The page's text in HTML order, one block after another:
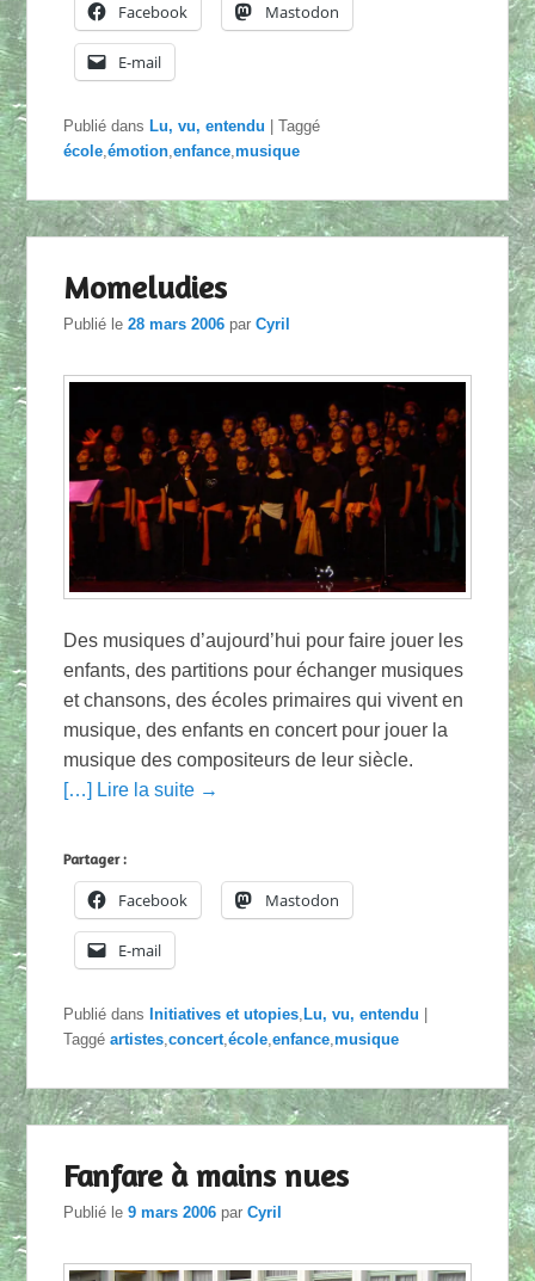
Facebook Mastodon
E-mail
Publié dans Lu, vu, entendu |Taggé
école,émotion,enfance,musique
Momeludies
Publié le28 mars 2006 parCyril
Des musiques d’aujourd’hui pour faire jouer les
enfants, des partitions pour échanger musiques
et chansons, des écoles primaires qui vivent en
musique, des enfants en concert pour jouer la
musique des compositeurs de leur siècle.
[…] Lire la suite →
Partager :
Facebook Mastodon
E-mail
Publié dans Initiatives et utopies, Lu, vu, entendu
Taggé artistes,concert,école,enfance,musique
Fanfare à mains nues
Publié le9 mars 2006 parCyril